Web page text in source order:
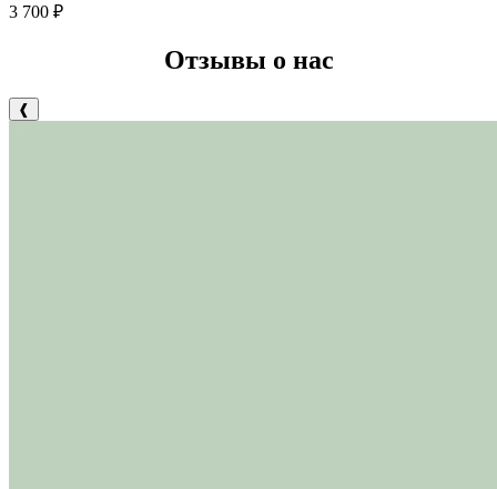
3 700 ₽
Отзывы о нас
❰